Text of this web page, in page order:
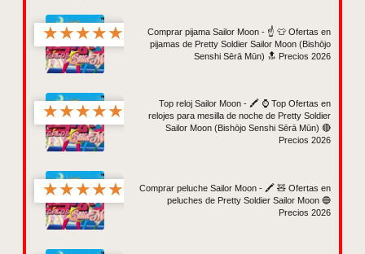
★★★★★
Comprar pijama Sailor Moon - ☝️ 👕 Ofertas en
pijamas de Pretty Soldier Sailor Moon (Bishōjo
Senshi Sērā Mūn) 🔝 Precios 2026
★★★★★
Top reloj Sailor Moon - 🖍️ ⌚ Top Ofertas en
relojes para mesilla de noche de Pretty Soldier
Sailor Moon (Bishōjo Senshi Sērā Mūn) 🔴
Precios 2026
★★★★★
Comprar peluche Sailor Moon - 🖍️ 🧸 Ofertas en
peluches de Pretty Soldier Sailor Moon 🔵
Precios 2026